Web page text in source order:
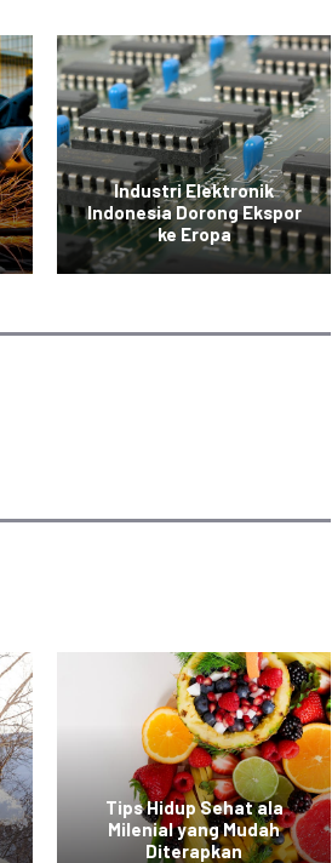
Industri Elektronik
Indonesia Dorong Ekspor
ke Eropa
Tips Hidup Sehat ala
Milenial yang Mudah
Diterapkan